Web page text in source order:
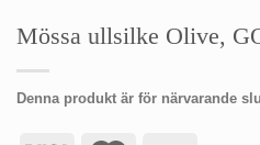
Mössa ullsilke Olive,
Denna produkt är för närvarande